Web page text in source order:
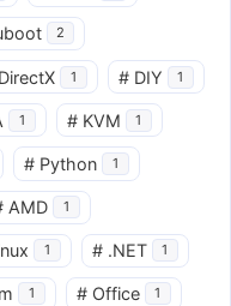
2
DirectX 1 # DIY 1
1 # KVM 1
# Python 1
AMD 1
1 # .NET 1
1 # Office 1